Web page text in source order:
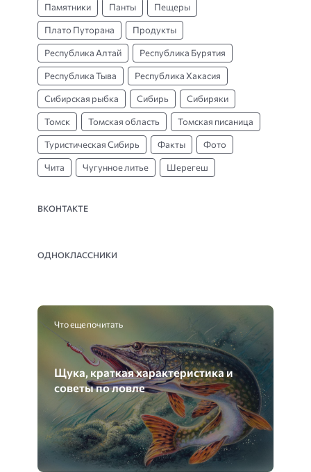
Памятники Панты Пещеры
Плато Путорана Продукты
Республика Алтай Республика Бурятия
Республика Тыва Республика Хакасия
Сибирская рыбка Сибирь Сибиряки
Томск Томская область Томская писаница
Туристическая Сибирь Факты Фото
Чита Чугунное литье Шерегеш
ВКОНТАКТЕ
ОДНОКЛАССНИКИ
Что еще почитать
Щука, краткая характеристика и
советы по ловле